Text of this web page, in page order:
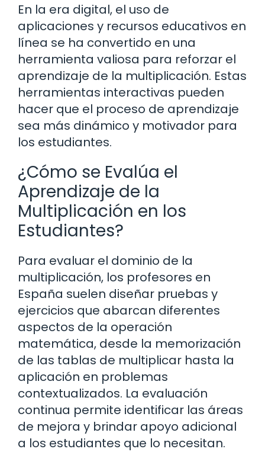
En la era digital, el uso de
aplicaciones y recursos educativos en
línea se ha convertido en una
herramienta valiosa para reforzar el
aprendizaje de la multiplicación. Estas
herramientas interactivas pueden
hacer que el proceso de aprendizaje
sea más dinámico y motivador para
los estudiantes.
¿Cómo se Evalúa el
Aprendizaje de la
Multiplicación en los
Estudiantes?
Para evaluar el dominio de la
multiplicación, los profesores en
España suelen diseñar pruebas y
ejercicios que abarcan diferentes
aspectos de la operación
matemática, desde la memorización
de las tablas de multiplicar hasta la
aplicación en problemas
contextualizados. La evaluación
continua permite identificar las áreas
de mejora y brindar apoyo adicional
a los estudiantes que lo necesitan.